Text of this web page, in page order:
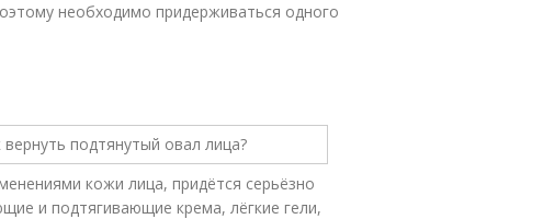
необходимо придерживаться одного
кожи лица, придётся серьёзно
и подтягивающие крема, лёгкие гели,